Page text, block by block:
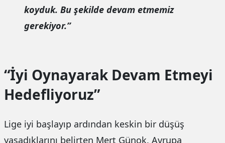
koyduk. Bu şekilde devam etmemiz
gerekiyor.”
“İyi Oynayarak Devam Etmeyi
Hedefliyoruz”
Lige iyi başlayıp ardından keskin bir düşüş
yaşadıklarını belirten Mert Günok, Avrupa